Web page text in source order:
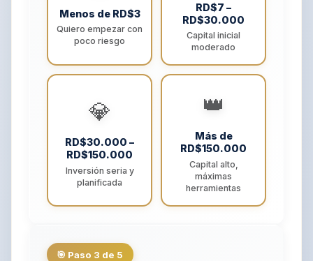
Menos de RD$3
Quiero empezar con
poco riesgo
RD$7 –
RD$30.000
Capital inicial
moderado
💎
RD$30.000 –
RD$150.000
Inversión seria y
planificada
👑
Más de
RD$150.000
Capital alto,
máximas
herramientas
🎯 Paso 3 de 5